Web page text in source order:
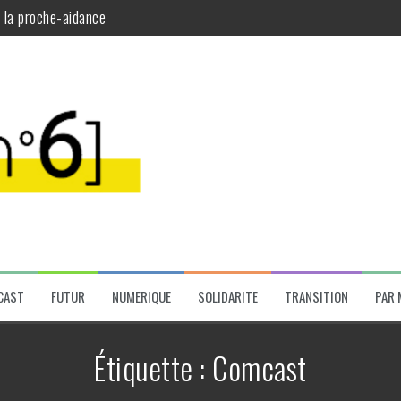
proche-aidance
mentale
mentale
FUTUR NUMERIQUE SOLIDARITE TRANSITION PAR
Étiquette : Comcast